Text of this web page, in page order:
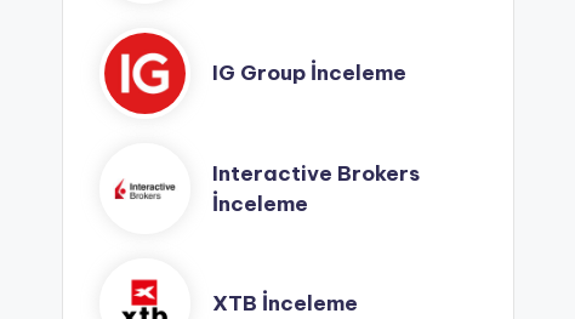
IG Group İnceleme
Interactive Brokers
İnceleme
XTB İnceleme